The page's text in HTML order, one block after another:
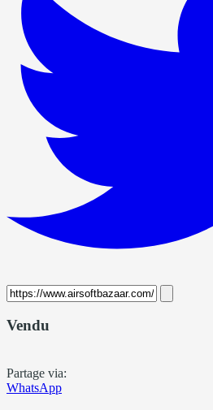
Vendu
Partage via:
WhatsApp